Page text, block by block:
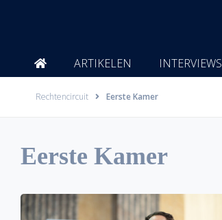
ARTIKELEN INTERVIEWS
Rechtencircuit Eerste Kamer
Eerste Kamer